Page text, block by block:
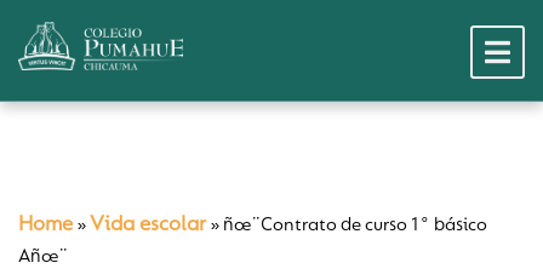
Home » Vida escolar» ñœ¨Contrato de curso 1° básico
Añœ¨